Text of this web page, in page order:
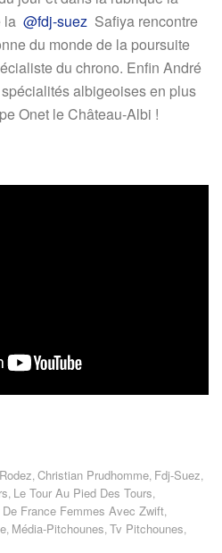
la @fdj-suez Safiya rencontre
du monde de la poursuite
du chrono. Enfin André
albigeoises en plus
Onet le Château-Albi !
Christian Prudhomme Fdj-Suez
Le Tour Au Pied Des Tours
De France Femmes Avec Zwift
Média-Pitchounes Tv Pitchounes